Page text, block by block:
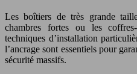
Les boîtiers de très grande
chambres fortes ou les
techniques d’installation
l’ancrage sont essentiels pour
sécurité massifs.